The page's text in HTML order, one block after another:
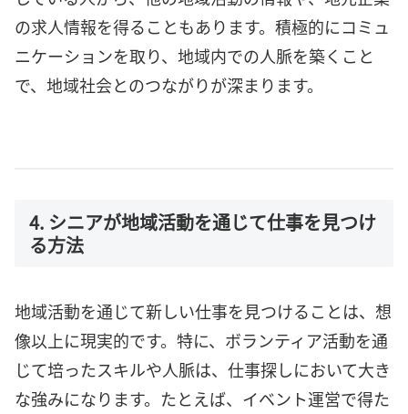
の求人情報を得ることもあります。積極的にコミュ
ニケーションを取り、地域内での人脈を築くこと
で、地域社会とのつながりが深まります。
4. シニアが地域活動を通じて仕事を見つけ
る方法
地域活動を通じて新しい仕事を見つけることは、想
像以上に現実的です。特に、ボランティア活動を通
じて培ったスキルや人脈は、仕事探しにおいて大き
な強みになります。たとえば、イベント運営で得た